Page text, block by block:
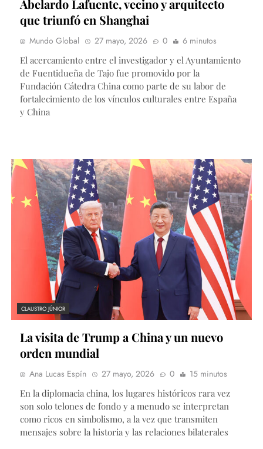
Abelardo Lafuente, vecino y arquitecto
que triunfó en Shanghai
Mundo Global 27 mayo, 2026 0
6 minutos
El acercamiento entre el investigador y el Ayuntamiento
de Fuentidueña de Tajo fue promovido por la
Fundación Cátedra China como parte de su labor de
fortalecimiento de los vínculos culturales entre España
y China
CLAUSTRO JÚNIOR
La visita de Trump a China y un nuevo
orden mundial
Ana Lucas Espín 27 mayo, 2026 0
15 minutos
En la diplomacia china, los lugares históricos rara vez
son solo telones de fondo y a menudo se interpretan
como ricos en simbolismo, a la vez que transmiten
mensajes sobre la historia y las relaciones bilaterales